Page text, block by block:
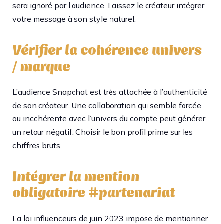
sera ignoré par l’audience. Laissez le créateur intégrer
votre message à son style naturel.
Vérifier la cohérence univers
/ marque
L’audience Snapchat est très attachée à l’authenticité
de son créateur. Une collaboration qui semble forcée
ou incohérente avec l’univers du compte peut générer
un retour négatif. Choisir le bon profil prime sur les
chiffres bruts.
Intégrer la mention
obligatoire #partenariat
La loi influenceurs de juin 2023 impose de mentionner